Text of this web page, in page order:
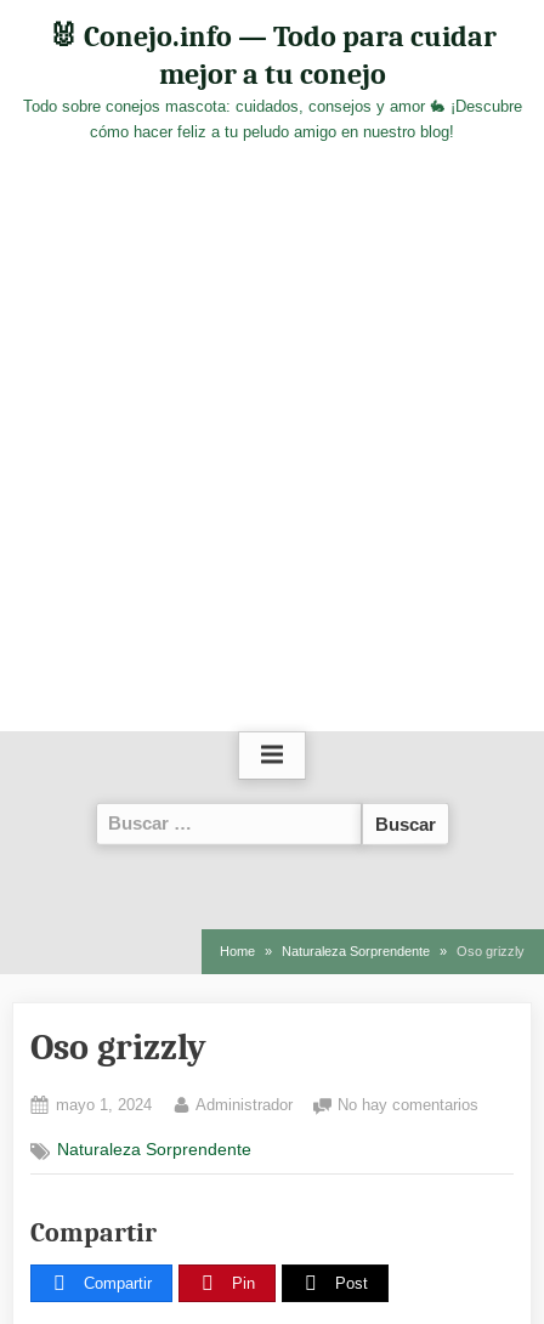
🐰 Conejo.info — Todo para cuidar
mejor a tu conejo
Todo sobre conejos mascota: cuidados, consejos y amor 🐇 ¡Descubre
cómo hacer feliz a tu peludo amigo en nuestro blog!
Buscar:
Home Naturaleza Sorprendente Oso grizzly
Oso grizzly
Posted
mayo 1, 2024 By
Administrador No hay comentarios
Naturaleza Sorprendente
Compartir
Compartir Pin Post